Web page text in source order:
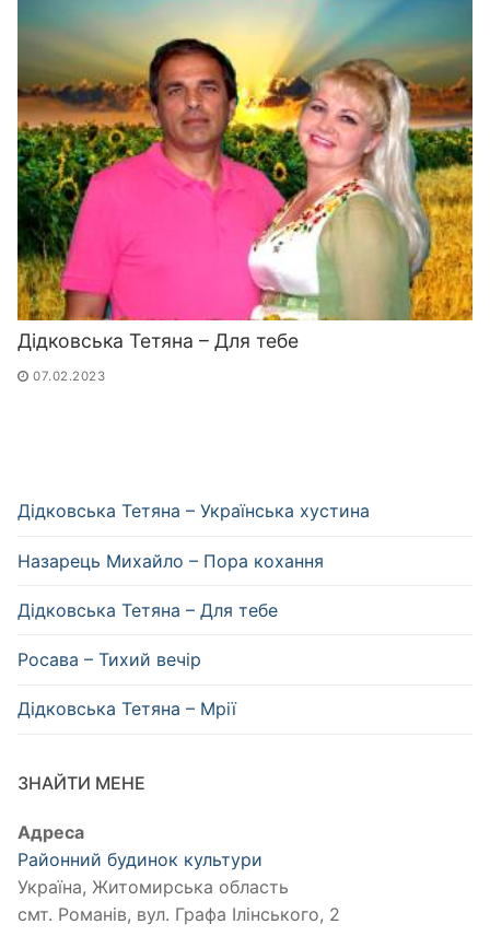
Дідковська Тетяна – Для тебе
07.02.2023
Дідковська Тетяна – Українська хустина
Назарець Михайло – Пора кохання
Дідковська Тетяна – Для тебе
Росава – Тихий вечір
Дідковська Тетяна – Мрії
ЗНАЙТИ МЕНЕ
Адреса
Районний будинок культури
Україна, Житомирська область
смт. Романів, вул. Графа Ілінського, 2